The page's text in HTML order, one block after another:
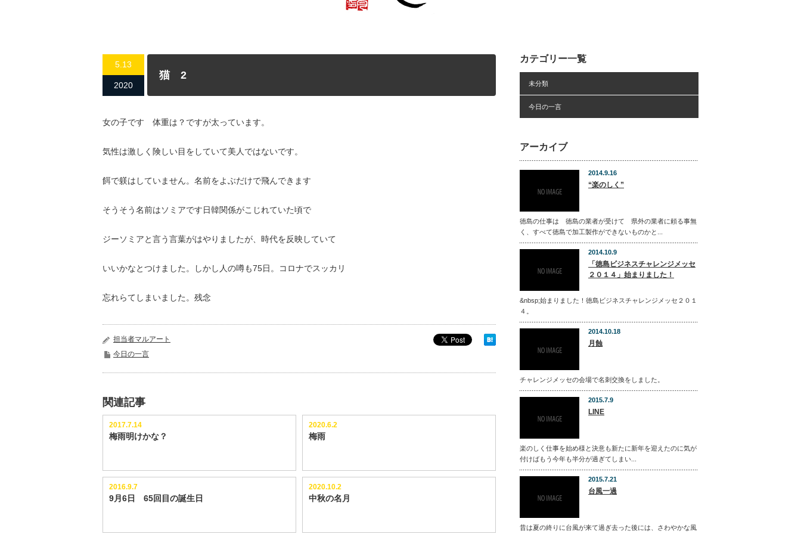
5.13
2020
猫 2
女の子です 体重は？ですが太っています。
気性は激しく険しい目をしていて美人ではないです。
餌で躾はしていません。名前をよぶだけで飛んできます
そうそう名前はソミアです日韓関係がこじれていた頃で
ジーソミアと言う言葉がはやりましたが、時代を反映していて
いいかなとつけました。しかし人の噂も75日。コロナでスッカリ
忘れらてしまいました。残念
担当者マルアート
今日の一言
関連記事
2017.7.14
梅雨明けかな？
2020.6.2
梅雨
2016.9.7
9月6日 65回目の誕生日
2020.10.2
中秋の名月
カテゴリー一覧
未分類
今日の一言
アーカイブ
2014.9.16
“楽のしく”
徳島の仕事は 徳島の業者が受けて 県外の業者に頼る事無
く、すべて徳島で加工製作ができないものかと...
2014.10.9
「徳島ビジネスチャレンジメッセ
２０１４」始まりました！
&nbsp;始まりました！徳島ビジネスチャレンジメッセ２０１
４。
2014.10.18
月蝕
チャレンジメッセの会場で名刺交換をしました。
2015.7.9
LINE
楽のしく仕事を始め様と決意も新たに新年を迎えたのに気が
付けばもう今年も半分が過ぎてしまい...
2015.7.21
台風一過
昔は夏の終りに台風が来て過ぎ去った後には、さわやかな風